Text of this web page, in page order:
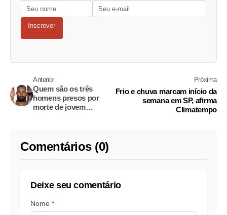
Inscrever
Anterior
Quem são os três
homens presos por
morte de jovem
Próxima
Frio e chuva marcam início da
semana em SP, afirma
Climatempo
Comentários (0)
Deixe seu comentário
Nome *